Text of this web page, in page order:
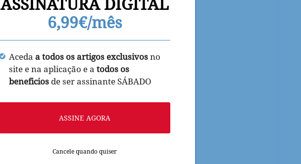
6,99€/mês
Aceda a todos os artigos exclusivosno
site e na aplicação e a todos os
beneficios de ser assinante SÁBADO
ASSINE AGORA
Cancele quando quiser